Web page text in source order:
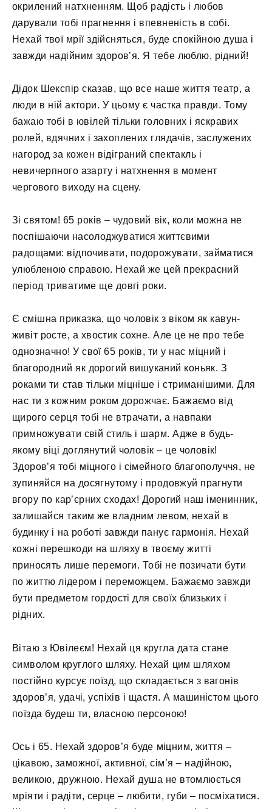
окрилений натхненням. Щоб радість і любов
дарували тобі прагнення і впевненість в собі.
Нехай твої мрії здійсняться, буде спокійною душа і
завжди надійним здоров’я. Я тебе люблю, рідний!
Дідок Шекспір ​​сказав, що все наше життя театр, а
люди в ній актори. У цьому є частка правди. Тому
бажаю тобі в ювілей тільки головних і яскравих
ролей, вдячних і захоплених глядачів, заслужених
нагород за кожен відіграний спектакль і
невичерпного азарту і натхнення в момент
чергового виходу на сцену.
Зі святом! 65 років – чудовий вік, коли можна не
поспішаючи насолоджуватися життєвими
радощами: відпочивати, подорожувати, займатися
улюбленою справою. Нехай же цей прекрасний
період триватиме ще довгі роки.
Є смішна приказка, що чоловік з віком як кавун-
живіт росте, а хвостик сохне. Але це не про тебе
однозначно! У свої 65 років, ти у нас міцний і
благородний як дорогий вишуканий коньяк. З
роками ти став тільки міцніше і стриманішими. Для
нас ти з кожним роком дорожчає. Бажаємо від
щирого серця тобі не втрачати, а навпаки
примножувати свій стиль і шарм. Адже в будь-
якому віці доглянутий чоловік – це чоловік!
Здоров’я тобі міцного і сімейного благополуччя, не
зупиняйся на досягнутому і продовжуй прагнути
вгору по кар’єрних сходах! Дорогий наш іменинник,
залишайся таким же владним левом, нехай в
будинку і на роботі завжди панує гармонія. Нехай
кожні перешкоди на шляху в твоєму житті
приносять лише перемоги. Тобі не позичати бути
по життю лідером і переможцем. Бажаємо завжди
бути предметом гордості для своїх близьких і
рідних.
Вітаю з Ювілеєм! Нехай ця кругла дата стане
символом круглого шляху. Нехай цим шляхом
постійно курсує поїзд, що складається з вагонів
здоров’я, удачі, успіхів і щастя. А машиністом цього
поїзда будеш ти, власною персоною!
Ось і 65. Нехай здоров’я буде міцним, життя –
цікавою, заможної, активної, сім’я – надійною,
великою, дружною. Нехай душа не втомлюється
мріяти і радіти, серце – любити, губи – посміхатися.